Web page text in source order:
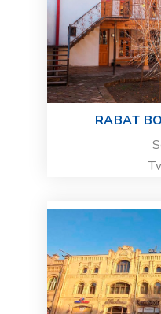
RABAT